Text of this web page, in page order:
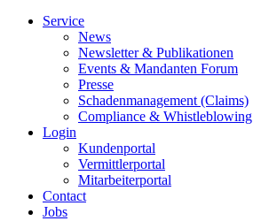
Service
News
Newsletter & Publikationen
Events & Mandanten Forum
Presse
Schadenmanagement (Claims)
Compliance & Whistleblowing
Login
Kundenportal
Vermittlerportal
Mitarbeiterportal
Contact
Jobs